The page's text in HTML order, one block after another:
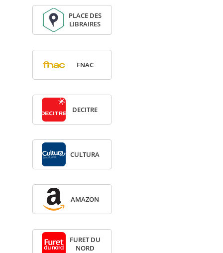
PLACE DES
LIBRAIRES
FNAC
DECITRE
CULTURA
AMA­ZON
FURET DU
NORD